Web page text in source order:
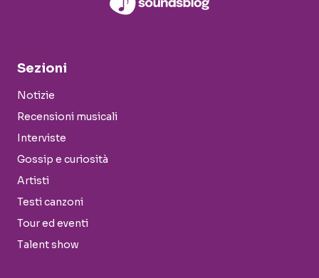
Sezioni
Notizie
Recensioni musicali
Interviste
Gossip e curiosità
Artisti
Testi canzoni
Tour ed eventi
Talent show